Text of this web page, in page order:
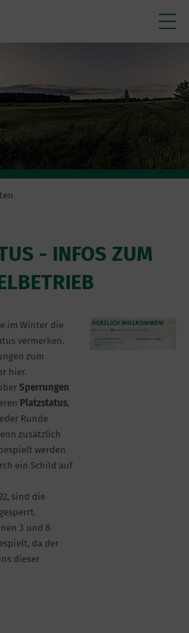
- INFOS ZUM
im Winter die
vermerken.
zum
hier.
Sperrungen
Platzstatus,
Runde
zusätzlich
werden
ein Schild auf
sind die
3 und 8
da der
dieser